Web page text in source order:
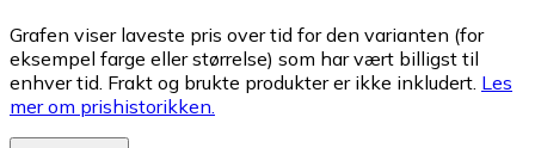
Grafen viser laveste pris over tid for den varianten (for
eksempel farge eller størrelse) som har vært billigst til
enhver tid. Frakt og brukte produkter er ikke inkludert. Les
mer om prishistorikken.